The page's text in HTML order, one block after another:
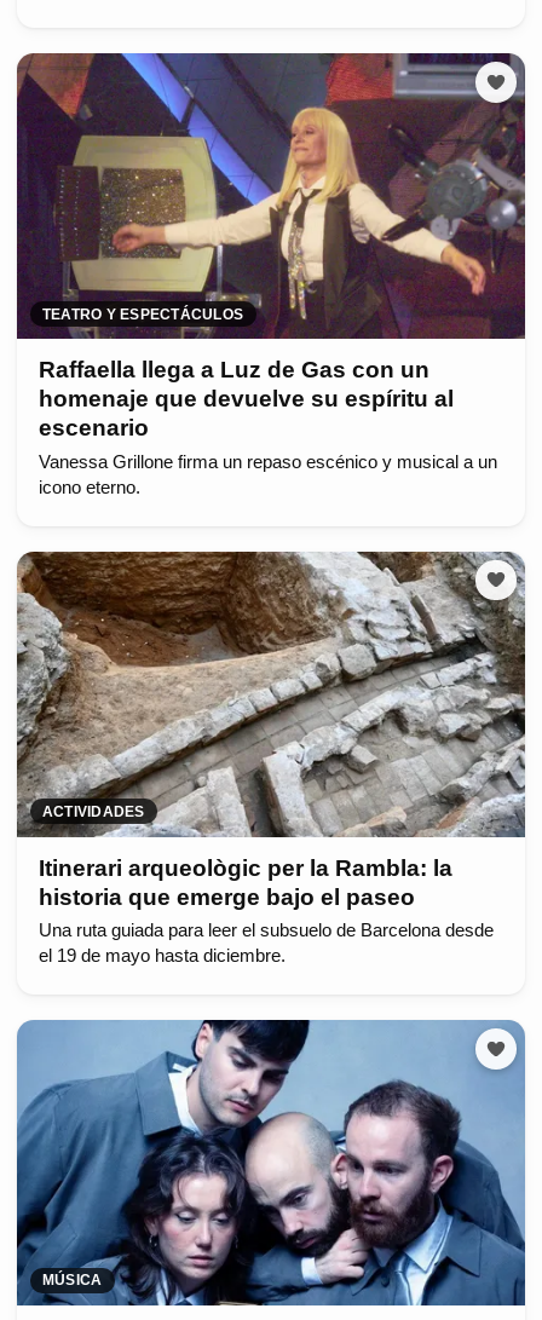
TEATRO Y ESPECTÁCULOS
Raffaella llega a Luz de Gas con un
homenaje que devuelve su espíritu al
escenario
Vanessa Grillone firma un repaso escénico y musical a un
icono eterno.
ACTIVIDADES
Itinerari arqueològic per la Rambla: la
historia que emerge bajo el paseo
Una ruta guiada para leer el subsuelo de Barcelona desde
el 19 de mayo hasta diciembre.
MÚSICA